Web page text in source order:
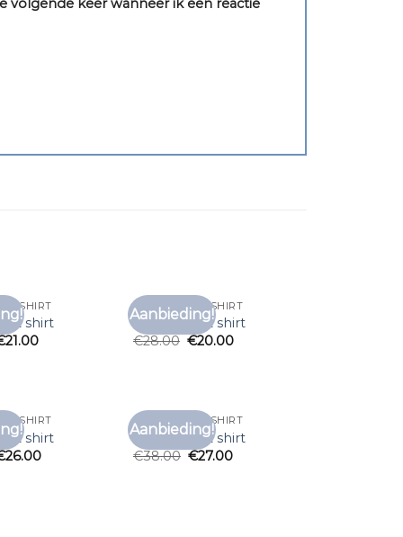
volgende keer wanneer ik een reactie
Toevoegen
T SHIRT
t shirt
21.00
Aanbieding!
Toevoegen
MOUWLOOS T SHIRT
mouwloos t shirt
€28.00 €20.00
Toevoegen
T SHIRT
t shirt
26.00
Aanbieding!
Toevoegen
MOUWLOOS T SHIRT
mouwloos t shirt
€38.00 €27.00